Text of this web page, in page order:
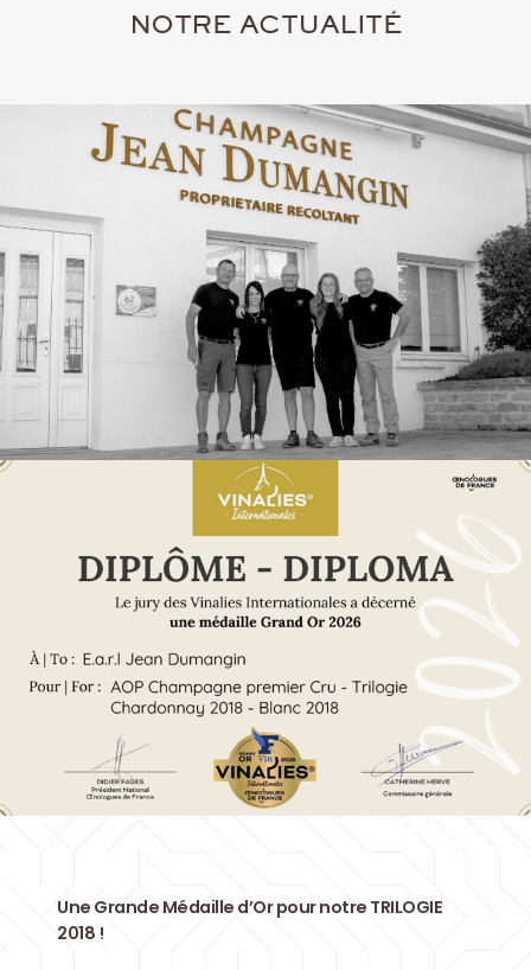
NOTRE ACTUALITÉ
Une Grande Médaille d’Or pour notre TRILOGIE
2018 !